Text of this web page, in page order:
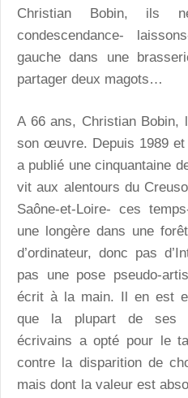
Christian Bobin, ils
condescendance-
gauche dans une
partager deux magots…
A 66 ans, Christian
son œuvre. Depuis 1989 et
a publié une cinquantaine
vit aux alentours du
Saône-et-Loire- ces
une longère dans une
d’ordinateur, donc pas
pas une pose pseudo-
écrit à la main. Il en est
que la plupart de ses
écrivains a opté pour le
contre la disparition de
mais dont la valeur est